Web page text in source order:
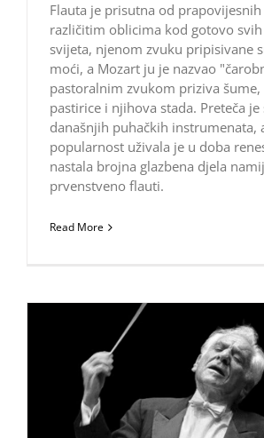
Flauta je prisutna od
različitim oblicima kod gotovo
svijeta, njenom zvuku pripisivane
moći, a Mozart ju je nazvao
pastoralnim zvukom priziva šume,
pastirice i njihova stada. Preteča je
današnjih puhačkih instrumenata,
popularnost uživala je u doba
nastala brojna glazbena djela
prvenstveno flauti.
Read More